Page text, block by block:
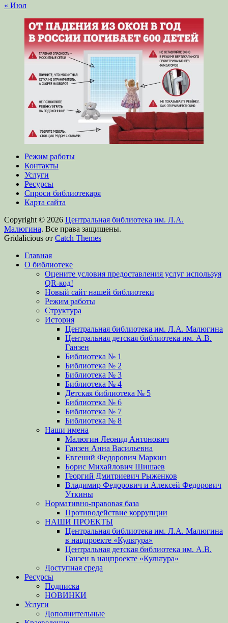
« Июл
Режим работы
Контакты
Услуги
Ресурсы
Спроси библиотекаря
Карта сайта
Copyright © 2026 Центральная библиотека им. Л.А.
Малюгина. Все права защищены.
Gridalicious от Catch Themes
вверх
Главная
О библиотеке
Оцените условия предоставления услуг используя
QR-код!
Новый сайт нашей библиотеки
Режим работы
Структура
История
Центральная библиотека им. Л.А. Малюгина
Центральная детская библиотека им. А.В.
Ганзен
Библиотека № 1
Библиотека № 2
Библиотека № 3
Библиотека № 4
Детская библиотека № 5
Библиотека № 6
Библиотека № 7
Библиотека № 8
Наши имена
Малюгин Леонид Антонович
Ганзен Анна Васильевна
Евгений Федорович Маркин
Борис Михайлович Шишаев
Георгий Дмитриевич Рыженков
Владимир Федорович и Алексей Федорович
Уткины
Нормативно-правовая база
Противодействие коррупции
НАШИ ПРОЕКТЫ
Центральная библиотека им. Л.А. Малюгина
в нацпроекте «Культура»
Центральная детская библиотека им. А.В.
Ганзен в нацпроекте «Культура»
Доступная среда
Ресурсы
Подписка
НОВИНКИ
Услуги
Дополнительные